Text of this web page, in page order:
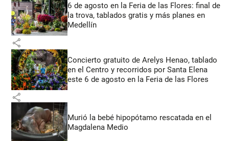
6 de agosto en la Feria de las Flores: final de
la trova, tablados gratis y más planes en
Medellín
share
Concierto gratuito de Arelys Henao, tablado
en el Centro y recorridos por Santa Elena
este 6 de agosto en la Feria de las Flores
share
Murió la bebé hipopótamo rescatada en el
Magdalena Medio